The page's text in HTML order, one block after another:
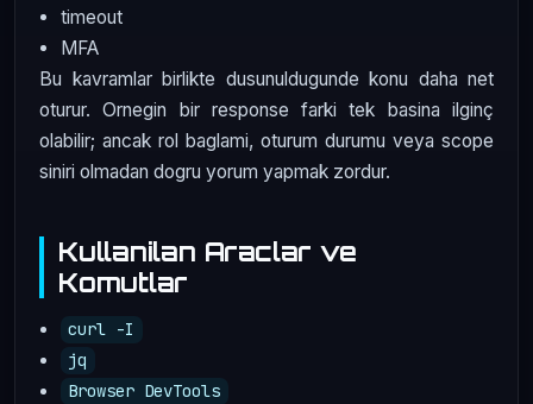
timeout
MFA
Bu kavramlar birlikte dusunuldugunde konu daha net
oturur. Ornegin bir response farki tek basina ilginç
olabilir; ancak rol baglami, oturum durumu veya scope
siniri olmadan dogru yorum yapmak zordur.
Kullanilan Araclar ve
Komutlar
curl -I
jq
Browser DevTools